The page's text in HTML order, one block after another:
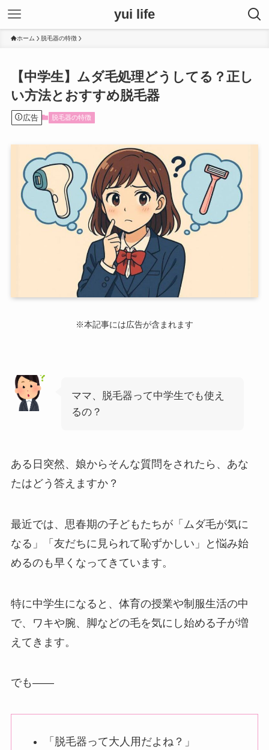
yui life
ホーム 脱毛器の特徴
【中学生】ムダ毛処理どうしてる？正し
い方法とおすすめ脱毛器
広告 脱毛器の特徴
※本記事には広告が含まれます
ママ、脱毛器って中学生でも使え
るの？
ある日突然、娘からそんな質問をされたら、あな
たはどう答えますか？
最近では、思春期の子どもたちが「ムダ毛が気に
なる」「友だちに見られて恥ずかしい」と悩み始
めるのも早くなってきています。
特に中学生になると、体育の授業や制服生活の中
で、ワキや腕、脚などの毛を気にし始める子が増
えてきます。
でも――
「脱毛器って大人用だよね？」